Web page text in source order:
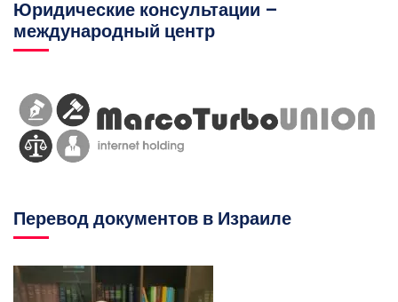
Юридические консультации –
международный центр
Перевод документов в Израиле